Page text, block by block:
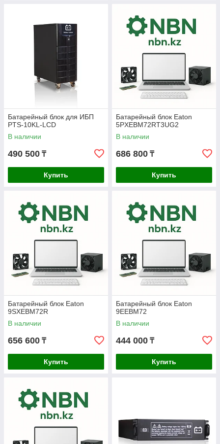
Батарейный блок для ИБП
PTS-10KL-LCD
В наличии
490 500 ₸
Купить
Батарейный блок Eaton
5PXEBM72RT3UG2
В наличии
686 800 ₸
Купить
Батарейный блок Eaton
9SXEBM72R
В наличии
656 600 ₸
Купить
Батарейный блок Eaton
9EEBM72
В наличии
444 000 ₸
Купить